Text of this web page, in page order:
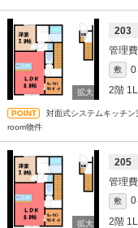
203
敷 0
2階
対面式システムキッチ
room物件
205
敷 0
2階